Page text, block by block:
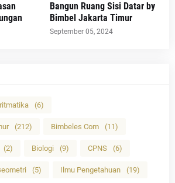
Bangun Ruang Sisi Datar by
Bimbel Jakarta Timur
September 05, 2024
(6)
(212) Bimbeles Com (11)
(2) Biologi (9) CPNS (6)
(5) Ilmu Pengetahuan (19)